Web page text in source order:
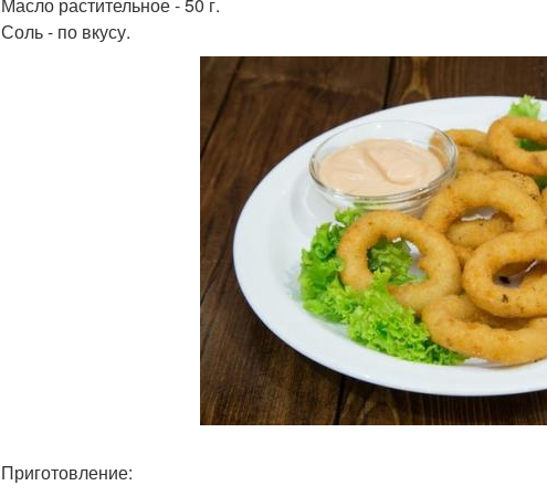
Соль - по вкусу.
Приготовление: